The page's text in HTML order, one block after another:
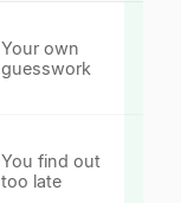
Your own
guesswork
You find out
too late